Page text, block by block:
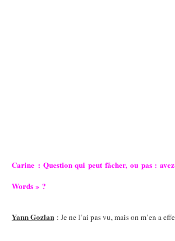
Carine : Question qui peut fâcher, ou pas :
Words » ?
Yann Gozlan : Je ne l’ai pas vu, mais on m’en a